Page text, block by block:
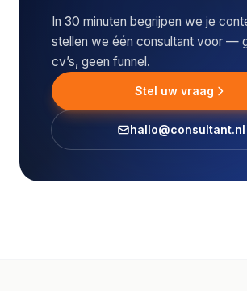
In 30 minuten begrijpen we je
stellen we één consultant voor —
cv’s, geen funnel.
Stel uw vraag
hallo@consultant.nl